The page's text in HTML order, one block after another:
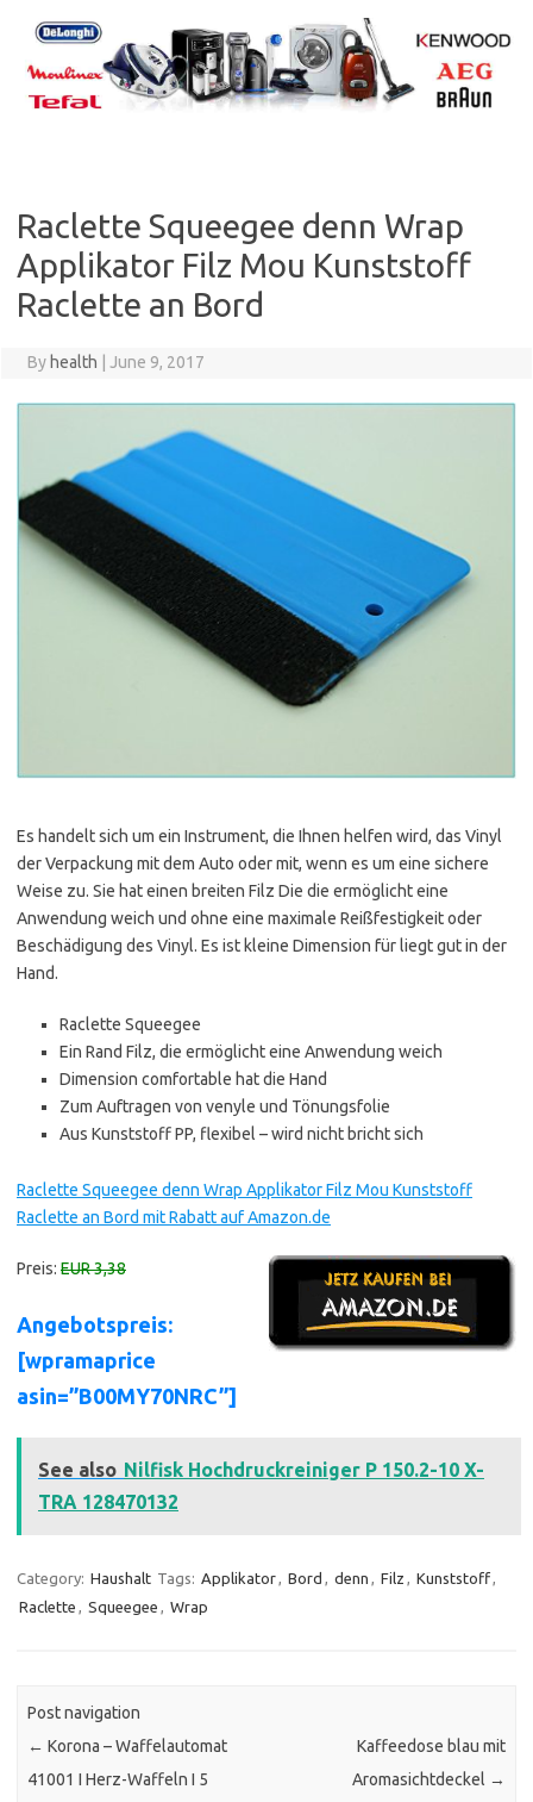
content
Raclette Squeegee denn Wrap
Applikator Filz Mou Kunststoff
Raclette an Bord
By health June 9, 2017
Es handelt sich um ein Instrument, die Ihnen helfen wird, das Vinyl
der Verpackung mit dem Auto oder mit, wenn es um eine sichere
Weise zu. Sie hat einen breiten Filz Die die ermöglicht eine
Anwendung weich und ohne eine maximale Reißfestigkeit oder
Beschädigung des Vinyl. Es ist kleine Dimension für liegt gut in der
Hand.
Raclette Squeegee
Ein Rand Filz, die ermöglicht eine Anwendung weich
Dimension comfortable hat die Hand
Zum Auftragen von venyle und Tönungsfolie
Aus Kunststoff PP, flexibel – wird nicht bricht sich
Raclette Squeegee denn Wrap Applikator Filz Mou Kunststoff
Raclette an Bord mit Rabatt auf Amazon.de
Preis: EUR 3,38
Angebotspreis:
[wpramaprice
asin=”B00MY70NRC”]
See also Nilfisk Hochdruckreiniger P 150.2-10 X-
TRA 128470132
Category: Haushalt Tags: Applikator, Bord , denn , Filz , Kunststoff,
Raclette , Squeegee , Wrap
Post navigation
← Korona – Waffelautomat
41001 I Herz-Waffeln I 5
Kaffeedose blau mit
Aromasichtdeckel →